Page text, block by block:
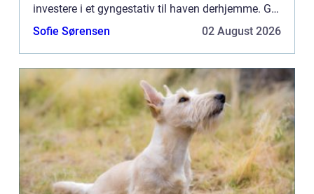
investere i et gyngestativ til haven derhjemme. Giv
børnene den ultimativ gave – et gyngestativ i
Sofie Sørensen 02 August 2026